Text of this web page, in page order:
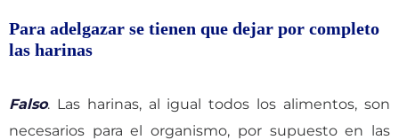
Para adelgazar se tienen que dejar por completo
las harinas
Falso. Las harinas, al igual todos los alimentos, son
necesarios para el organismo, por supuesto en las